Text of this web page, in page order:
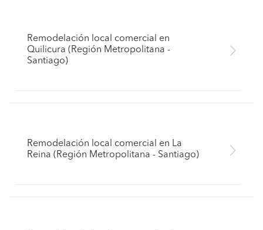
Remodelación local comercial en
Quilicura (Región Metropolitana -
Santiago)
Remodelación local comercial en La
Reina (Región Metropolitana - Santiago)